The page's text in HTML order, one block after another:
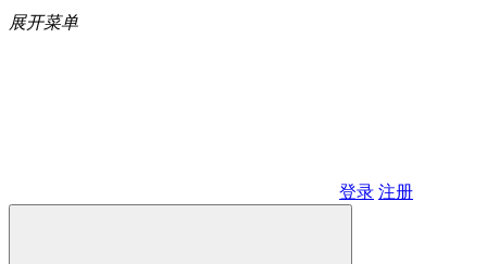
展开菜单
登录 注册